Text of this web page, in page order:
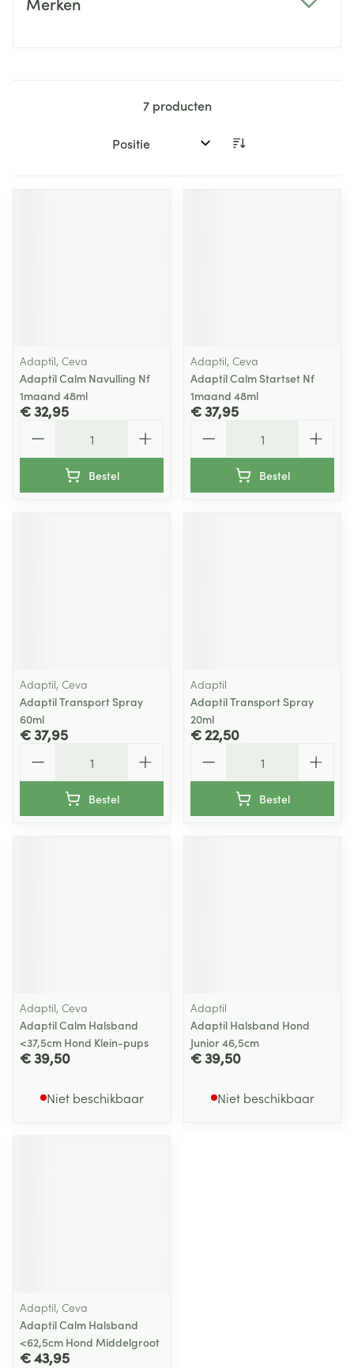
7producten
Sorteer op:
Adaptil, Ceva
Adaptil Calm Navulling Nf
1maand 48ml
€ 32,95
Bestel
Adaptil, Ceva
Adaptil Calm Startset Nf
1maand 48ml
€ 37,95
Bestel
Adaptil, Ceva
Adaptil Transport Spray
60ml
€ 37,95
Bestel
Adaptil
Adaptil Transport Spray
20ml
€ 22,50
Bestel
Adaptil, Ceva
Adaptil Calm Halsband
<37,5cm Hond Klein-pups
€ 39,50
Niet beschikbaar
Adaptil
Adaptil Halsband Hond
Junior 46,5cm
€ 39,50
Niet beschikbaar
Adaptil, Ceva
Adaptil Calm Halsband
<62,5cm Hond Middelgroot
€ 43,95